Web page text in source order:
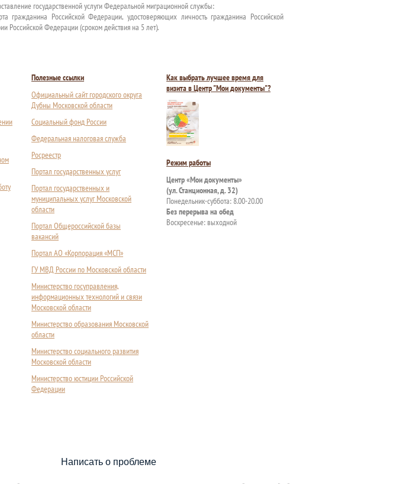
государственной услуги Федеральной миграционной службы:
Российской Федерации, удостоверяющих личность гражданина Российской
Российской Федерации (сроком действия на 5 лет).
Полезные ссылки
Официальный сайт городского округа
Дубны Московской области
Социальный фонд России
Федеральная налоговая служба
Росреестр
Портал государственных услуг
Портал государственных и
муниципальных услуг Московской
области
Портал Общероссийской базы
вакансий
Портал АО «Корпорация «МСП»
ГУ МВД России по Московской области
Министерство госуправления,
информационных технологий и связи
Московской области
Министерство образования Московской
области
Министерство социального развития
Московской области
Министерство юстиции Российской
Федерации
Как выбрать лучшее время для
визита в Центр "Мои документы"?
Режим работы
Центр «Мои документы»
(ул. Станционная, д. 32)
Понедельник-суббота: 8.00-20.00
Без перерыва на обед
Воскресенье: выходной
социальной выплаты или пособия?
Написать о проблеме